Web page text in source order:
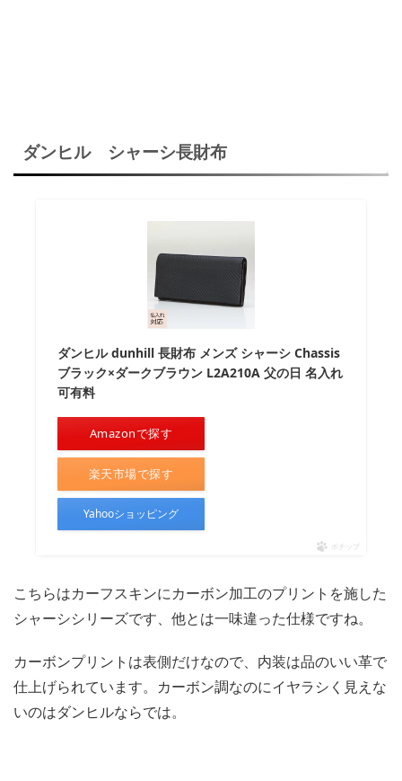
ダンヒル シャーシ長財布
ダンヒル dunhill 長財布 メンズ シャーシ Chassis
ブラック×ダークブラウン L2A210A 父の日 名入れ
可有料
Amazonで探す
楽天市場で探す
Yahooショッピング
ポチップ
こちらはカーフスキンにカーボン加工のプリントを施した
シャーシシリーズです、他とは一味違った仕様ですね。
カーボンプリントは表側だけなので、内装は品のいい革で
仕上げられています。カーボン調なのにイヤラシく見えな
いのはダンヒルならでは。